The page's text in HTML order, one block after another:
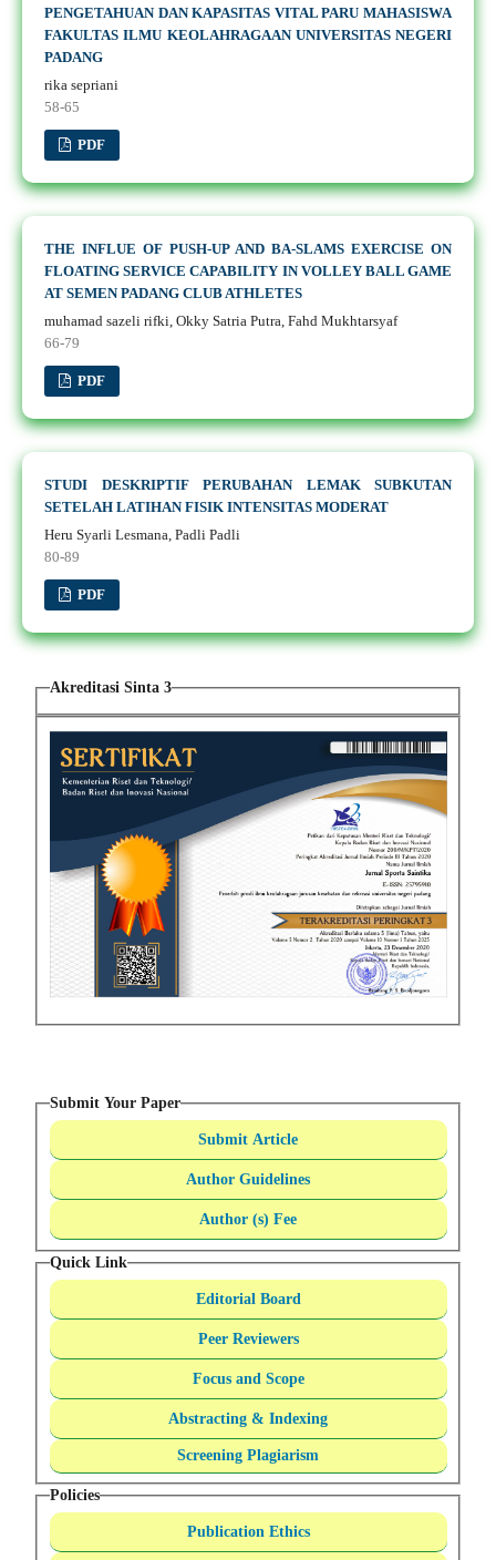
PENGETAHUAN DAN KAPASITAS VITAL PARU MAHASISWA
FAKULTAS ILMU KEOLAHRAGAAN UNIVERSITAS NEGERI
PADANG
rika sepriani
58-65
PDF
THE INFLUE OF PUSH-UP AND BA-SLAMS EXERCISE ON
FLOATING SERVICE CAPABILITY IN VOLLEY BALL GAME
AT SEMEN PADANG CLUB ATHLETES
muhamad sazeli rifki, Okky Satria Putra, Fahd Mukhtarsyaf
66-79
PDF
STUDI DESKRIPTIF PERUBAHAN LEMAK SUBKUTAN
SETELAH LATIHAN FISIK INTENSITAS MODERAT
Heru Syarli Lesmana, Padli Padli
80-89
PDF
Akreditasi Sinta 3
Submit Your Paper
Submit Article
Author Guidelines
Author (s) Fee
Quick Link
Editorial Board
Peer Reviewers
Focus and Scope
Abstracting & Indexing
Screening Plagiarism
Policies
Publication Ethics